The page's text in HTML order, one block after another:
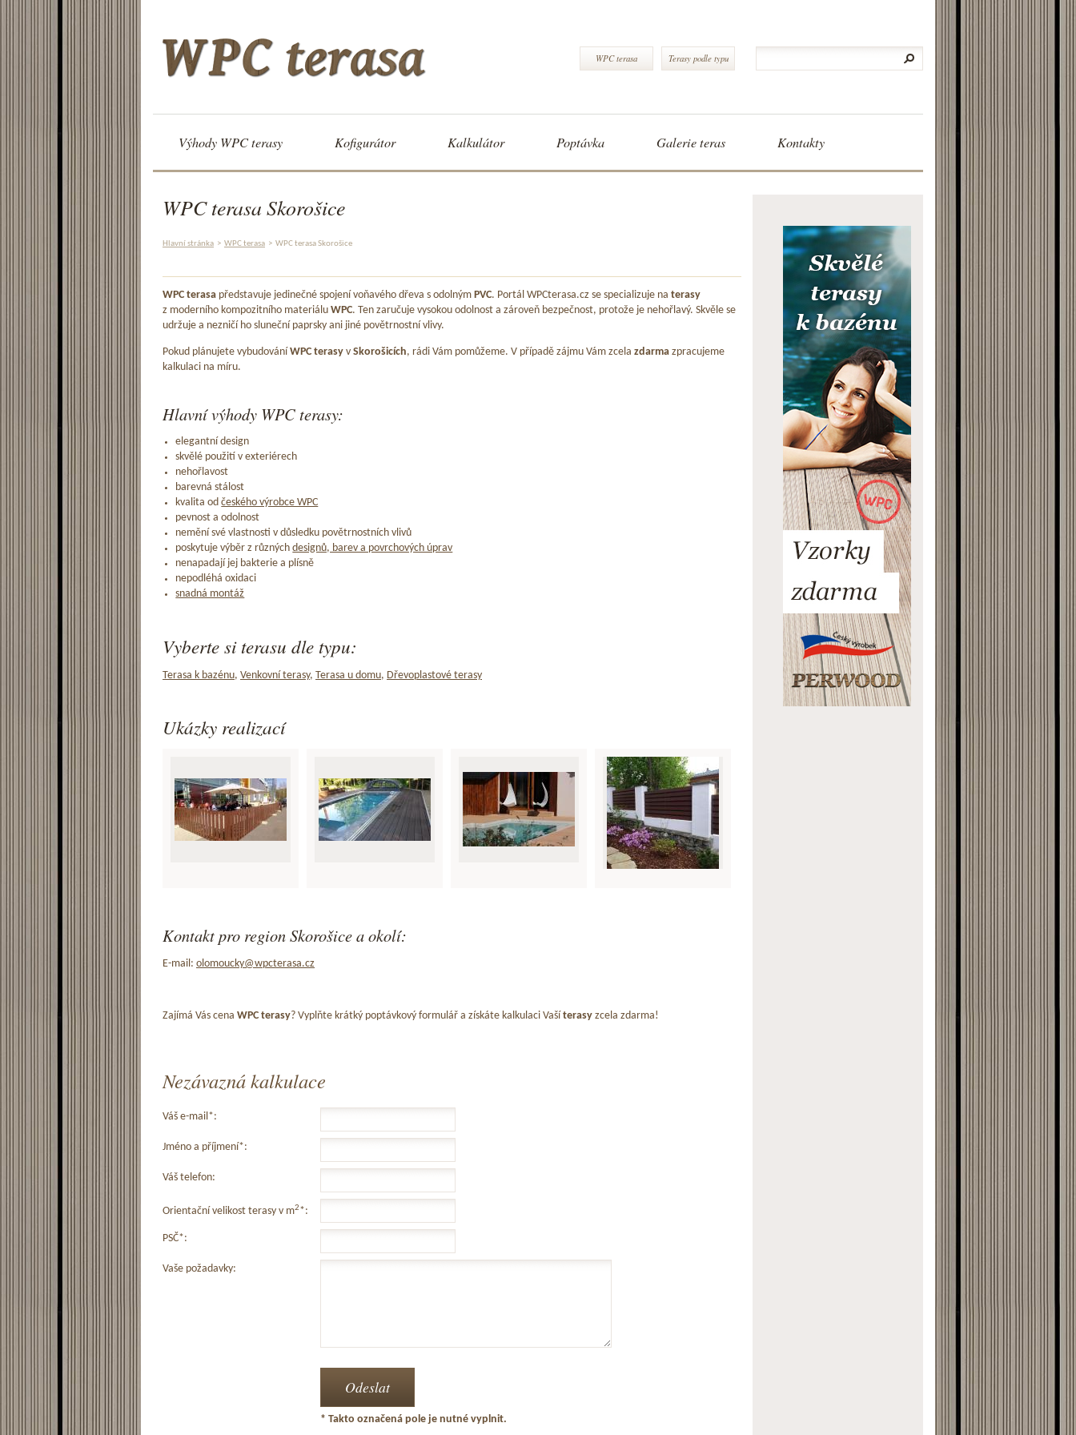
WPC terasa Terasy podle typu
Výhody WPC terasy Kofigurátor Kalkulátor Poptávka Galerie teras Kontakty
WPC terasa Skorošice
Hlavní stránka > WPC terasa > WPC terasa Skorošice
WPC terasa představuje jedinečné spojení voňavého dřeva s odolným PVC. Portál WPCterasa.cz se specializuje na terasy
z moderního kompozitního materiálu WPC. Ten zaručuje vysokou odolnost a zároveň bezpečnost, protože je nehořlavý. Skvěle se
udržuje a nezničí ho sluneční paprsky ani jiné povětrnostní vlivy.
Pokud plánujete vybudování WPC terasy v Skorošicích, rádi Vám pomůžeme. V případě zájmu Vám zcela zdarma zpracujeme
kalkulaci na míru.
Hlavní výhody WPC terasy:
elegantní design
skvělé použití v exteriérech
nehořlavost
barevná stálost
kvalita odčeského výrobce WPC
pevnost a odolnost
nemění své vlastnosti v důsledku povětrnostních vlivů
poskytuje výběr z různýchdesignů, barev a povrchových úprav
nenapadají jej bakterie a plísně
nepodléhá oxidaci
snadná montáž
Vyberte si terasu dle typu:
Terasa k bazénu, Venkovní terasy, Terasa u domu, Dřevoplastové terasy
Ukázky realizací
Kontakt pro region Skorošice a okolí:
E-mail: olomoucky@wpcterasa.cz
Zajímá Vás cena WPC terasy? Vyplňte krátký poptávkový formulář a získáte kalkulaci Vaší terasy zcela zdarma!
Nezávazná kalkulace
Váš e-mail*:
Jméno a příjmení*:
Váš telefon:
Orientační velikost terasy v m2*:
PSČ*:
Vaše požadavky:
* Takto označená pole je nutné vyplnit.